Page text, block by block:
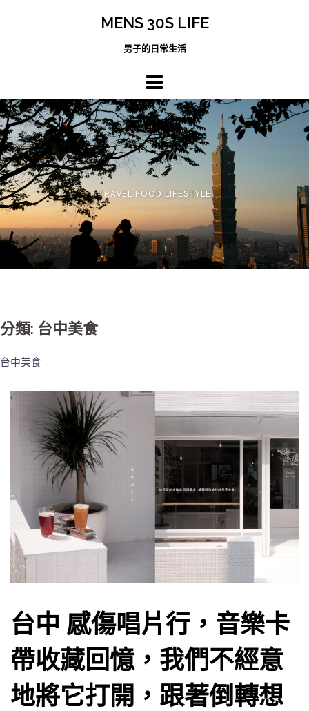
MENS 30S LIFE
男子的日常生活
TRAVEL FOOD LIFESTYLE
分類: 台中美食
台中美食
台中 感傷唱片行，音樂卡
帶收藏回憶，我們不經意
地將它打開，跟著倒轉想